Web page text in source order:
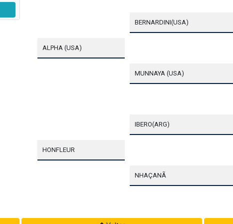
ALPHA (USA)
BERNARDINI(USA)
MUNNAYA (USA)
HONFLEUR
IBERO(ARG)
NHAÇANÃ